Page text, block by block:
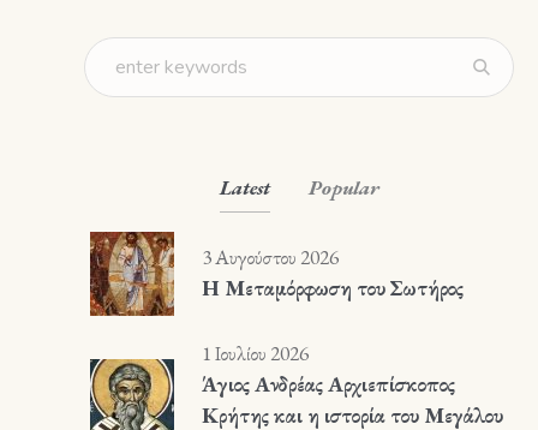
Latest Popular
3 Αυγούστου 2026
Η Μεταμόρφωση του Σωτήρος
1 Ιουλίου 2026
Άγιος Ανδρέας Αρχιεπίσκοπος
Κρήτης και η ιστορία του Μεγάλου